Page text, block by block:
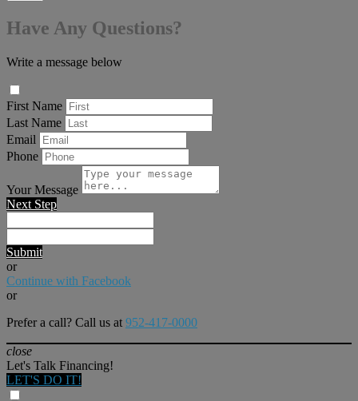
Have Any Questions?
Write a message below
First Name
Last Name
Email
Phone
Your Message
Next Step
Submit
or
Continue with Facebook
or
Prefer a call? Call us at 952-417-0000
close
Let's Talk Financing!
LET'S DO IT!